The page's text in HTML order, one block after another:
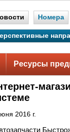
Номера
Ресурсы
2016 г.